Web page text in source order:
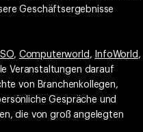
Geschäftsergebnisse
, Computerworld , InfoWorld ,
Veranstaltungen darauf
von Branchenkollegen,
Gespräche und
die von groß angelegten